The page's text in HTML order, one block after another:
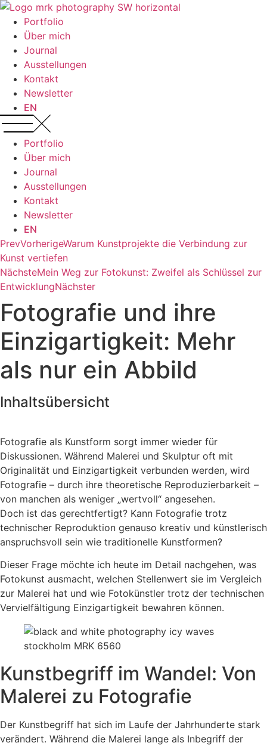
Zum
Inhalt
wechseln
Portfolio
Über mich
Journal
Ausstellungen
Kontakt
Newsletter
EN
Portfolio
Über mich
Journal
Ausstellungen
Kontakt
Newsletter
EN
PrevVorherigeWarum Kunstprojekte die Verbindung zur
Kunst vertiefen
NächsteMein Weg zur Fotokunst: Zweifel als Schlüssel zur
EntwicklungNächster
Fotografie und ihre
Einzigartigkeit: Mehr
als nur ein Abbild
Inhaltsübersicht
Fotografie als Kunstform sorgt immer wieder für
Diskussionen. Während Malerei und Skulptur oft mit
Originalität und Einzigartigkeit verbunden werden, wird
Fotografie – durch ihre theoretische Reproduzierbarkeit –
von manchen als weniger „wertvoll“ angesehen.
Doch ist das gerechtfertigt? Kann Fotografie trotz
technischer Reproduktion genauso kreativ und künstlerisch
anspruchsvoll sein wie traditionelle Kunstformen?
Dieser Frage möchte ich heute im Detail nachgehen, was
Fotokunst ausmacht, welchen Stellenwert sie im Vergleich
zur Malerei hat und wie Fotokünstler trotz der technischen
Vervielfältigung Einzigartigkeit bewahren können.
Kunstbegriff im Wandel: Von
Malerei zu Fotografie
Der Kunstbegriff hat sich im Laufe der Jahrhunderte stark
verändert. Während die Malerei lange als Inbegriff der